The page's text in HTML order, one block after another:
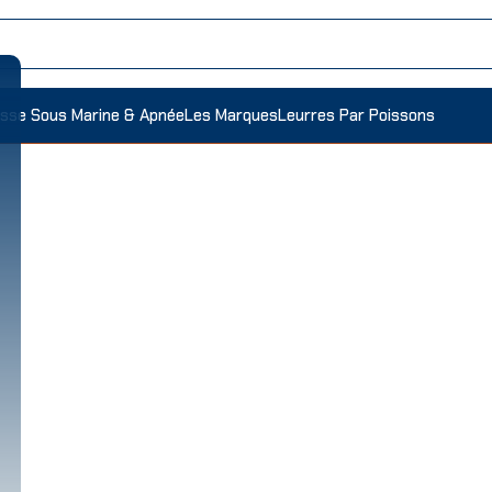
Sous Marine & ApnéeLes MarquesLeurres Par Poissons